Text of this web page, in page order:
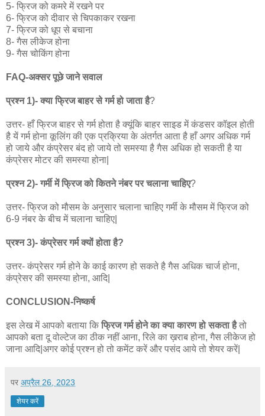
5- फ्रिज को कमरे में रखने पर
6- फ्रिज को दीवार से चिपकाकर रखना
7- फ्रिज को धूप से बचाना
8- गैस लीकेज होना
9- गैस चोकिंग होना
FAQ-अक्सर पूछे जाने सवाल
प्रश्न 1)- क्या फ्रिज बाहर से गर्म हो जाता है?
उत्तर- हाँ फ्रिज बाहर से गर्म होता है क्यूंकि बाहर साइड में कंडसर कॉइल होती
है यें गर्म होना कूलिंग की एक प्रक्रिया के अंतर्गत आता है हाँ अगर अधिक गर्म
हो जाये और कंप्रेसर बंद हो जाये तो समस्या है गैस अधिक हो सकती है या
कंप्रेसर मोटर की समस्या होना|
प्रश्न 2)- गर्मी में फ्रिज को कितने नंबर पर चलाना चाहिए?
उत्तर- फ्रिज को मौसम के अनुसार चलाना चाहिए गर्मी के मौसम में फ्रिज को
6-9 नंबर के बीच में चलाना चाहिए|
प्रश्न 3)- कंप्रेसर गर्म क्यों होता है?
उत्तर- कंप्रेसर गर्म होने के काई कारण हो सकते है गैस अधिक चार्ज होना,
कंप्रेसर की समस्या होना, आदि|
CONCLUSION-निष्कर्ष
इस लेख में आपको बताया किफ्रिज गर्म होने का क्या कारण हो सकता हैतो
आपको बता दू वोल्टेज का ठीक नहीं आना, रिले का ख़राब होना, गैस लीकेज हो
जाना आदि|अगर कोई प्रश्न हो तो कमेंट करें और पसंद आये तो शेयर करें|
पर अप्रैल 26, 2023
शेयर करें